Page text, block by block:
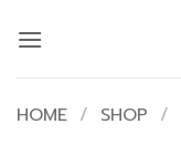
HOME / SHOP /